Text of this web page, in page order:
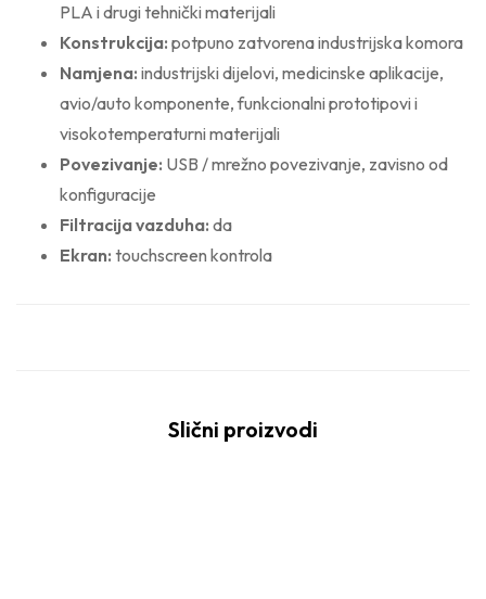
PLA i drugi tehnički materijali
Konstrukcija: potpuno zatvorena industrijska komora
Namjena: industrijski dijelovi, medicinske aplikacije,
avio/auto komponente, funkcionalni prototipovi i
visokotemperaturni materijali
Povezivanje: USB / mrežno povezivanje, zavisno od
konfiguracije
Filtracija vazduha: da
Ekran: touchscreen kontrola
Slični proizvodi